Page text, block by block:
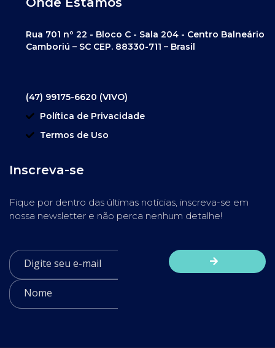
Rua 701 nº 22 - Bloco C - Sala 204 - Centro Balneário
Camboriú – SC CEP. 88330-711 – Brasil
(47) 99175-6620 (VIVO)
Política de Privacidade
Termos de Uso
Inscreva-se
Fique por dentro das últimas notícias, inscreva-se em
nossa newsletter e não perca nenhum detalhe!